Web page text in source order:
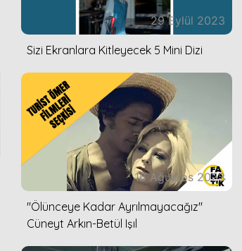
29 Eylül 2023
Sizi Ekranlara Kitleyecek 5 Mini Dizi
16 Ağustos 2023
''Ölünceye Kadar Ayrılmayacağız''
Cüneyt Arkın-Betül Işıl